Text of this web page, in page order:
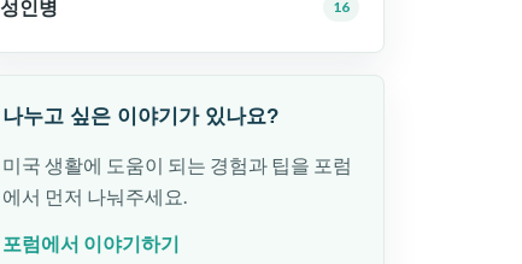
성인병 16
나누고 싶은 이야기가 있나요?
미국 생활에 도움이 되는 경험과 팁을 포럼
에서 먼저 나눠주세요.
포럼에서 이야기하기